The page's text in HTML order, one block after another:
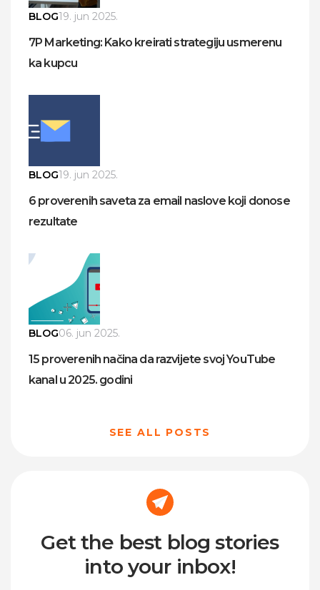
BLOG19. jun 2025.
7P Marketing: Kako kreirati strategiju usmerenu
ka kupcu
BLOG19. jun 2025.
6 proverenih saveta za email naslove koji donose
rezultate
BLOG06. jun 2025.
15 proverenih načina da razvijete svoj YouTube
kanal u 2025. godini
SEE ALL POSTS
Get the best blog stories
into your inbox!